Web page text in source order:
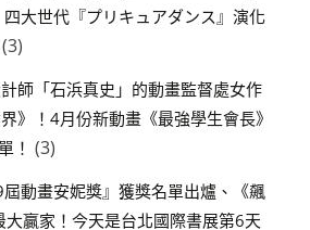
大世代『プリキュアダンス』演化
(3)
師「石浜真史」的動畫監督處女作
》！4月份新動畫《最強學生會長》
！ (3)
動畫安妮獎』獲獎名單出爐、《飆
大贏家！今天是台北國際書展第6天